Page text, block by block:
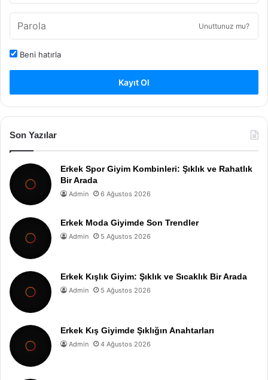
Unuttunuz mu?
Beni hatırla
Kayıt Ol
Son Yazılar
Erkek Spor Giyim Kombinleri: Şıklık ve Rahatlık
Bir Arada
Admin 6 Ağustos 2026
Erkek Moda Giyimde Son Trendler
Admin 5 Ağustos 2026
Erkek Kışlık Giyim: Şıklık ve Sıcaklık Bir Arada
Admin 5 Ağustos 2026
Erkek Kış Giyimde Şıklığın Anahtarları
Admin 4 Ağustos 2026